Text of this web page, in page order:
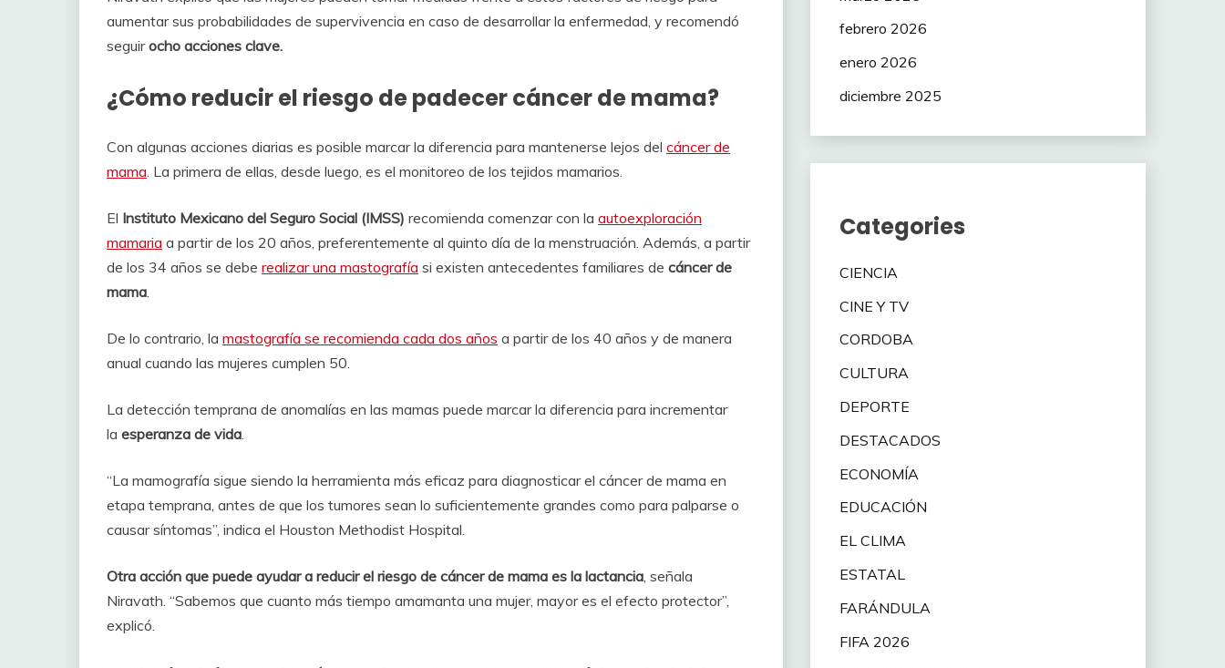
aumentar sus probabilidades de supervivencia en caso de desarrollar la enfermedad, y recomendó
seguirocho acciones clave.
¿Cómo reducir el riesgo de padecer cáncer de mama?
Con algunas acciones diarias es posible marcar la diferencia para mantenerse lejos del cáncer de
mama . La primera de ellas, desde luego, es el monitoreo de los tejidos mamarios.
El Instituto Mexicano del Seguro Social (IMSS) recomienda comenzar con la autoexploración
mamaria a partir de los 20 años, preferentemente al quinto día de la menstruación. Además, a partir
de los 34 años se debe realizar una mastografía si existen antecedentes familiares de cáncer de
mama
De lo contrario, la mastografía se recomienda cada dos años a partir de los 40 años y de manera
anual cuando las mujeres cumplen 50.
La detección temprana de anomalías en las mamas puede marcar la diferencia para incrementar
la esperanza de vida
“La mamografía sigue siendo la herramienta más eficaz para diagnosticar el cáncer de mama en
etapa temprana, antes de que los tumores sean lo suficientemente grandes como para palparse o
causar síntomas”, indica el Houston Methodist Hospital.
Otra acción que puede ayudar a reducir el riesgo de cáncer de mama es la lactancia , señala
Niravath. “Sabemos que cuanto más tiempo amamanta una mujer, mayor es el efecto protector”,
explicó.
febrero 2026
enero 2026
diciembre 2025
Categories
CIENCIA
CINE Y TV
CORDOBA
CULTURA
DEPORTE
DESTACADOS
ECONOMÍA
EDUCACIÓN
EL CLIMA
ESTATAL
FARÁNDULA
FIFA 2026